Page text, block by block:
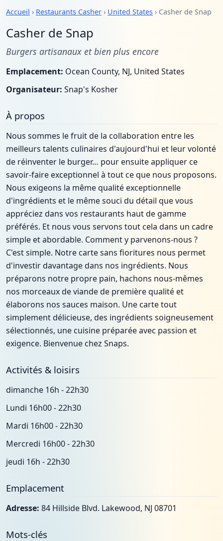
Accueil › Restaurants Casher › United States › Casher de Snap
Casher de Snap
Burgers artisanaux et bien plus encore
Emplacement: Ocean County, NJ, United States
Organisateur: Snap's Kosher
À propos
Nous sommes le fruit de la collaboration entre les
meilleurs talents culinaires d'aujourd'hui et leur volonté
de réinventer le burger… pour ensuite appliquer ce
savoir-faire exceptionnel à tout ce que nous proposons.
Nous exigeons la même qualité exceptionnelle
d'ingrédients et le même souci du détail que vous
appréciez dans vos restaurants haut de gamme
préférés. Et nous vous servons tout cela dans un cadre
simple et abordable. Comment y parvenons-nous ?
C'est simple. Notre carte sans fioritures nous permet
d'investir davantage dans nos ingrédients. Nous
préparons notre propre pain, hachons nous-mêmes
nos morceaux de viande de première qualité et
élaborons nos sauces maison. Une carte tout
simplement délicieuse, des ingrédients soigneusement
sélectionnés, une cuisine préparée avec passion et
exigence. Bienvenue chez Snaps.
Activités & loisirs
dimanche 16h - 22h30
Lundi 16h00 - 22h30
Mardi 16h00 - 22h30
Mercredi 16h00 - 22h30
jeudi 16h - 22h30
Emplacement
Adresse: 84 Hillside Blvd. Lakewood, NJ 08701
Mots-clés